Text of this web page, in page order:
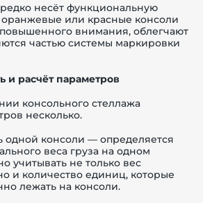
несёт функциональную
оранжевые или красные консоли
внимания, облегчают
частью системы маркировки
и расчёт параметров
консольного стеллажа
несколько.
одной консоли — определяется
веса груза на одном
учитывать не только вес
и количество единиц, которые
лежать на консоли.